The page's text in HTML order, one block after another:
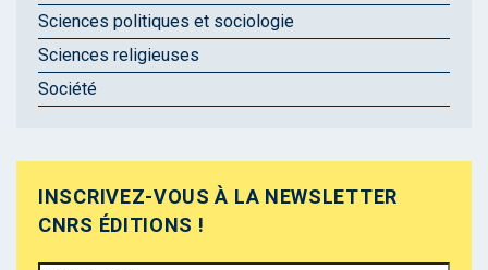
Sciences politiques et sociologie
Sciences religieuses
Société
INSCRIVEZ-VOUS À LA NEWSLETTER
CNRS ÉDITIONS !